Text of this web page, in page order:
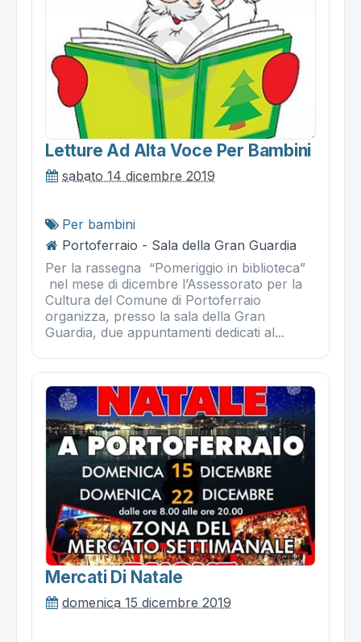
Letture Ad Alta Voce Per Bambini
sabato 14 dicembre 2019
Per bambini
Portoferraio - Sala della Gran Guardia
Per la rassegna “Pomeriggio in biblioteca”
nel mese di dicembre l’Assessorato per la
Cultura del Comune di Portoferraio
organizza, presso la sala della Gran
Guardia, due appuntamenti dedicati al...
Mercati Di Natale
domenica 15 dicembre 2019